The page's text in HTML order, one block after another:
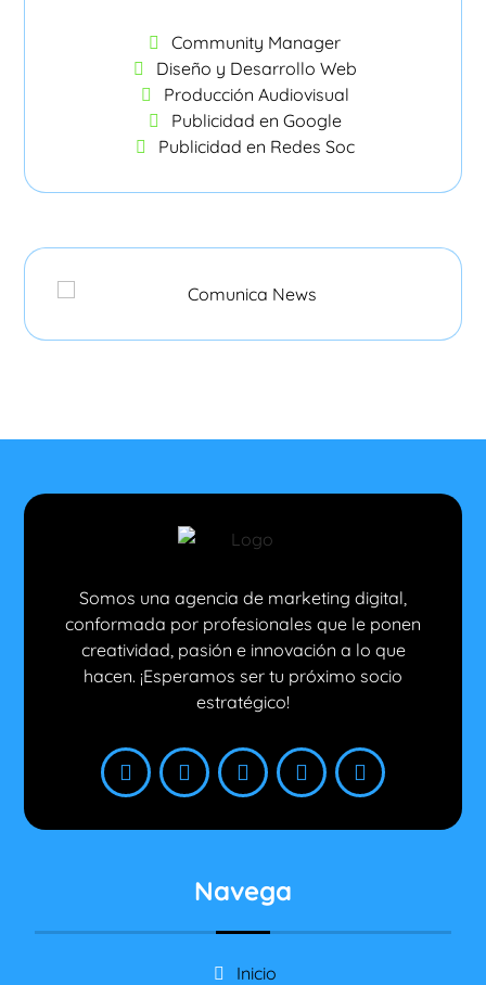
Community Manager
Diseño y Desarrollo Web
Producción Audiovisual
Publicidad en Google
Publicidad en Redes Soc
Somos una agencia de marketing digital,
conformada por profesionales que le ponen
creatividad, pasión e innovación a lo que
hacen. ¡Esperamos ser tu próximo socio
estratégico!
Navega
Inicio